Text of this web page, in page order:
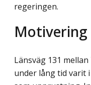
regeringen.
Motivering
Länsväg 131
under lång tid varit